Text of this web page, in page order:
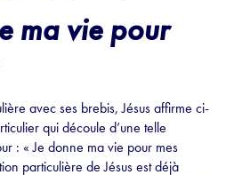
ma vie pour
avec ses brebis, Jésus affirme ci-
qui découle d’une telle
: « Je donne ma vie pour mes
particulière de Jésus est déjà